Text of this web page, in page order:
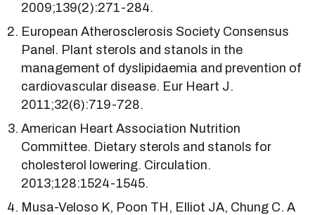
2009;139(2):271-284.
European Atherosclerosis Society Consensus
Panel. Plant sterols and stanols in the
management of dyslipidaemia and prevention of
cardiovascular disease. Eur Heart J.
2011;32(6):719-728.
American Heart Association Nutrition
Committee. Dietary sterols and stanols for
cholesterol lowering. Circulation.
2013;128:1524-1545.
Musa-Veloso K, Poon TH, Elliot JA, Chung C. A